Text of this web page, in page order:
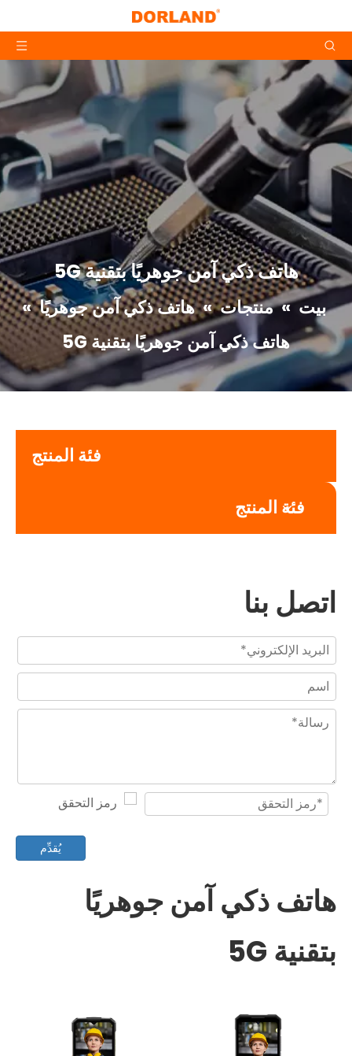
هاتف ذكي آمن جوهريًا بتقنية 5G
بيت »منتجات »هاتف ذكي آمن جوهريًا »
هاتف ذكي آمن جوهريًا بتقنية 5G
فئة المنتج
فئة المنتج
اتصل بنا
يُقدِّم
هاتف ذكي آمن جوهريًا
بتقنية 5G